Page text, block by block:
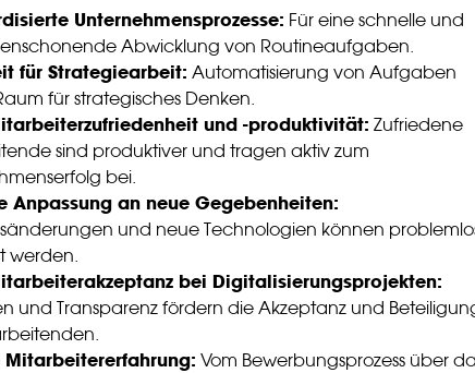
Unternehmensprozesse: Für eine schnelle und
Abwicklung von Routineaufgaben.
für Strategiearbeit: Automatisierung von Aufgaben
für strategisches Denken.
und -produktivität: Zufriedene
sind produktiver und tragen aktiv zum
bei.
Anpassung an neue Gegebenheiten:
und neue Technologien können
werden.
bei Digitalisierungsprojekten:
und Transparenz fördern die Akzeptanz und
Mitarbeitererfahrung: Vom Bewerbungsprozess über